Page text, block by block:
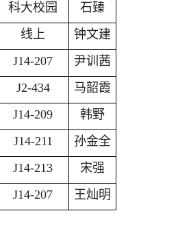
科大校园
石臻
线上
钟文建
J14-207
尹训茜
J2-434
马韶霞
J14-209
韩野
J14-211
孙金全
J14-213
宋强
J14-207 王灿明